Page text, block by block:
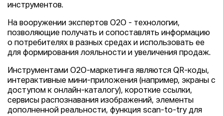
инструментов.
На вооружении экспертов О2О - технологии,
позволяющие получать и сопоставлять информацию
о потребителях в разных средах и использовать ее
для формирования лояльности и увеличения продаж.
Инструментами О2О-маркетинга являются QR-коды,
интерактивные мини-приложения (например, экраны с
доступом к онлайн-каталогу), короткие ссылки,
сервисы распознавания изображений, элементы
дополненной реальности, функция scan-to-try для